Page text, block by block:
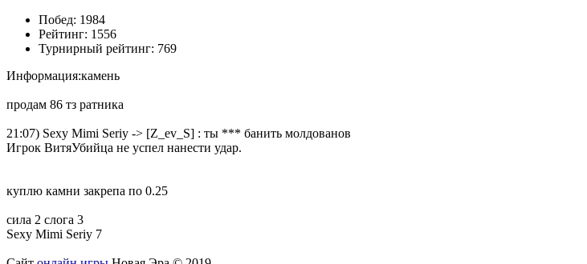
Побед: 1984
Рейтинг: 1556
Турнирный рейтинг: 769
Информация:камень
продам 86 тз ратника
21:07) Sexy Mimi Seriy -> [Z_ev_S] : ты *** банить молдованов
Игрок ВитяУбийца не успел нанести удар.
куплю камни закрепа по 0.25
сила 2 слога 3
Sexy Mimi Seriy 7